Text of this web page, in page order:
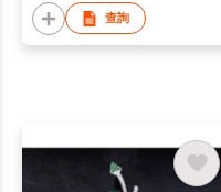
查詢